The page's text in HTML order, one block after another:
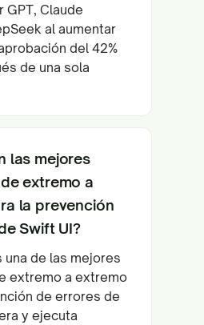
GPT, Claude
al aumentar
del 42%
de una sola
las mejores
extremo a
la prevención
Swift UI?
una de las mejores
extremo a extremo
de errores de
y ejecuta